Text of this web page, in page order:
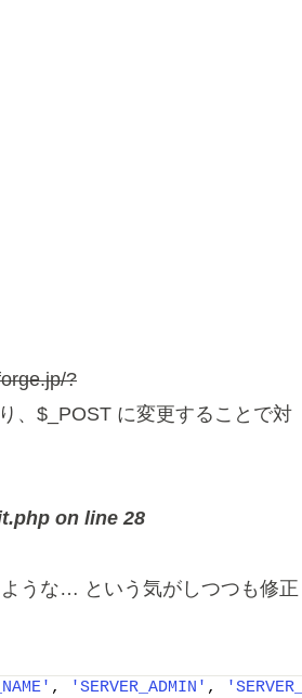
?
、$_POST に変更することで対
on line 28
うな… という気がしつつも修正
, 'SERVER_ADMIN' ,